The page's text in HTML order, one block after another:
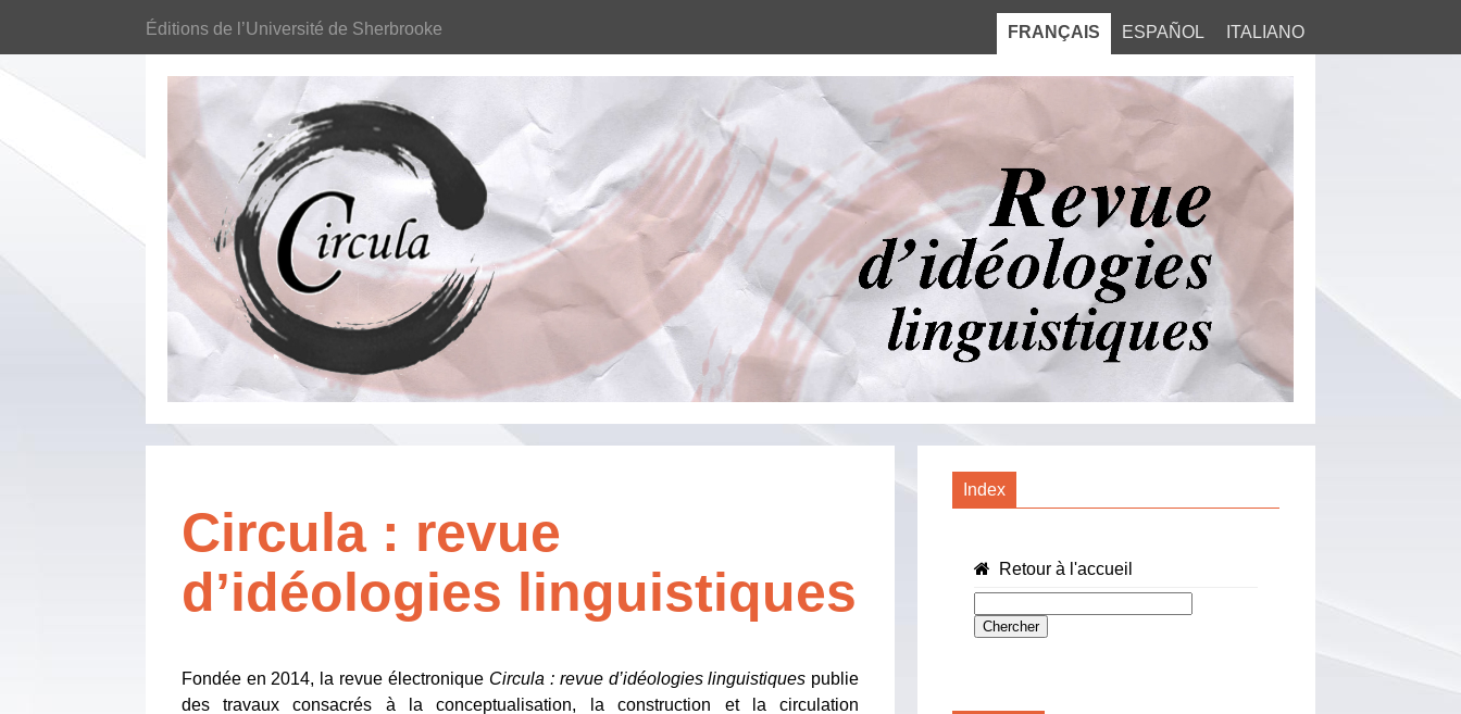
Éditions de l’Université de Sherbrooke FRANÇAIS ESPAÑOL ITALIANO
Circula : revue
d’idéologies linguistiques
Fondée en 2014, la revue électronique Circula : revue d’idéologies linguistiques publie
des travaux consacrés à la conceptualisation, la construction et la circulation
Index
Retour à l'accueil